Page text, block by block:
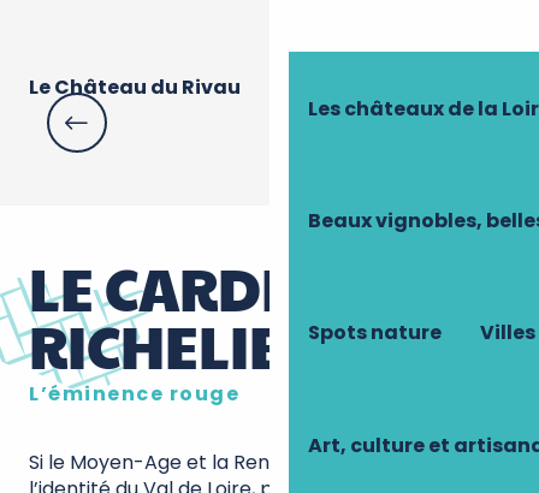
Les châteaux de la
Beaux vignobles,
Spots nature
Art, culture et
Le Château du Rivau
LE CARDINAL DE
RICHELIEU
L’éminence rouge
Si le Moyen-Age et la Renaissance ont marqué